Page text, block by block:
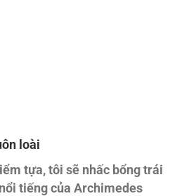
loài
ểm tựa, tôi sẽ nhấc bổng trái
nổi tiếng của Archimedes